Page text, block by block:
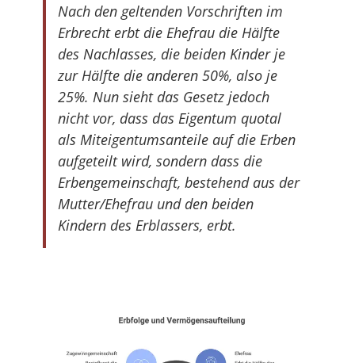
Nach den geltenden Vorschriften im
Erbrecht erbt die Ehefrau die Hälfte
des Nachlasses, die beiden Kinder je
zur Hälfte die anderen 50%, also je
25%. Nun sieht das Gesetz jedoch
nicht vor, dass das Eigentum quotal
als Miteigentumsanteile auf die Erben
aufgeteilt wird, sondern dass die
Erbengemeinschaft, bestehend aus der
Mutter/Ehefrau und den beiden
Kindern des Erblassers, erbt.